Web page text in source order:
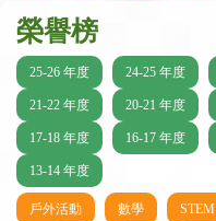
榮譽榜
25-26 年度 24-25 年度
21-22 年度 20-21 年度
17-18 年度 16-17 年度
13-14 年度
戶外活動 數學 STEM